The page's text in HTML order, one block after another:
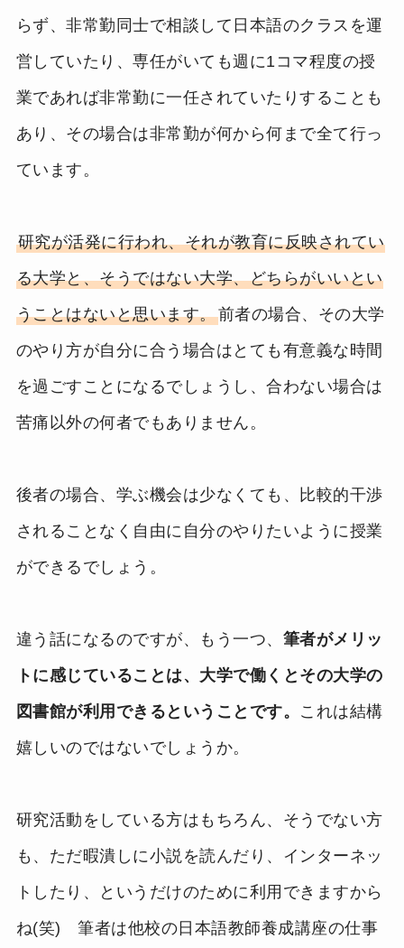
らず、非常勤同士で相談して日本語のクラスを運
営していたり、専任がいても週に1コマ程度の授
業であれば非常勤に一任されていたりすることも
あり、その場合は非常勤が何から何まで全て行っ
ています。
研究が活発に行われ、それが教育に反映されてい
る大学と、そうではない大学、どちらがいいとい
うことはないと思います。前者の場合、その大学
のやり方が自分に合う場合はとても有意義な時間
を過ごすことになるでしょうし、合わない場合は
苦痛以外の何者でもありません。
後者の場合、学ぶ機会は少なくても、比較的干渉
されることなく自由に自分のやりたいように授業
ができるでしょう。
違う話になるのですが、もう一つ、 筆者がメリッ
トに感じていることは、大学で働くとその大学の
図書館が利用できるということです。 これは結構
嬉しいのではないでしょうか。
研究活動をしている方はもちろん、そうでない方
も、ただ暇潰しに小説を読んだり、インターネッ
トしたり、というだけのために利用できますから
ね(笑) 筆者は他校の日本語教師養成講座の仕事